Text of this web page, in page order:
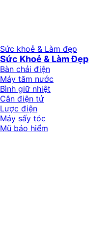
Sức khoẻ & Làm đẹp
Sức Khoẻ & Làm Đẹp
Bàn chải điện
Máy tăm nước
Bình giữ nhiệt
Cân điện tử
Lược điện
Máy sấy tóc
Mũ bảo hiểm